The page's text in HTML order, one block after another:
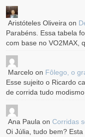
Aristóteles Oliveira on
Parabéns. Essa tabela
com base no VO2MAX,
Marcelo on Fôlego, o
Esse sujeito o Ricardo
de corrida tudo
Ana Paula onCorridas
Oi Júlia, tudo bem?